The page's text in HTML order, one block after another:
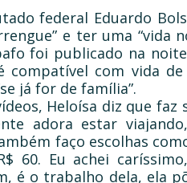
federal Eduardo
e ter uma “vida
foi publicado na
compatível com vida
já for de família”.
Heloísa diz que
adora estar
faço escolhas
60. Eu achei
é o trabalho dela, ela